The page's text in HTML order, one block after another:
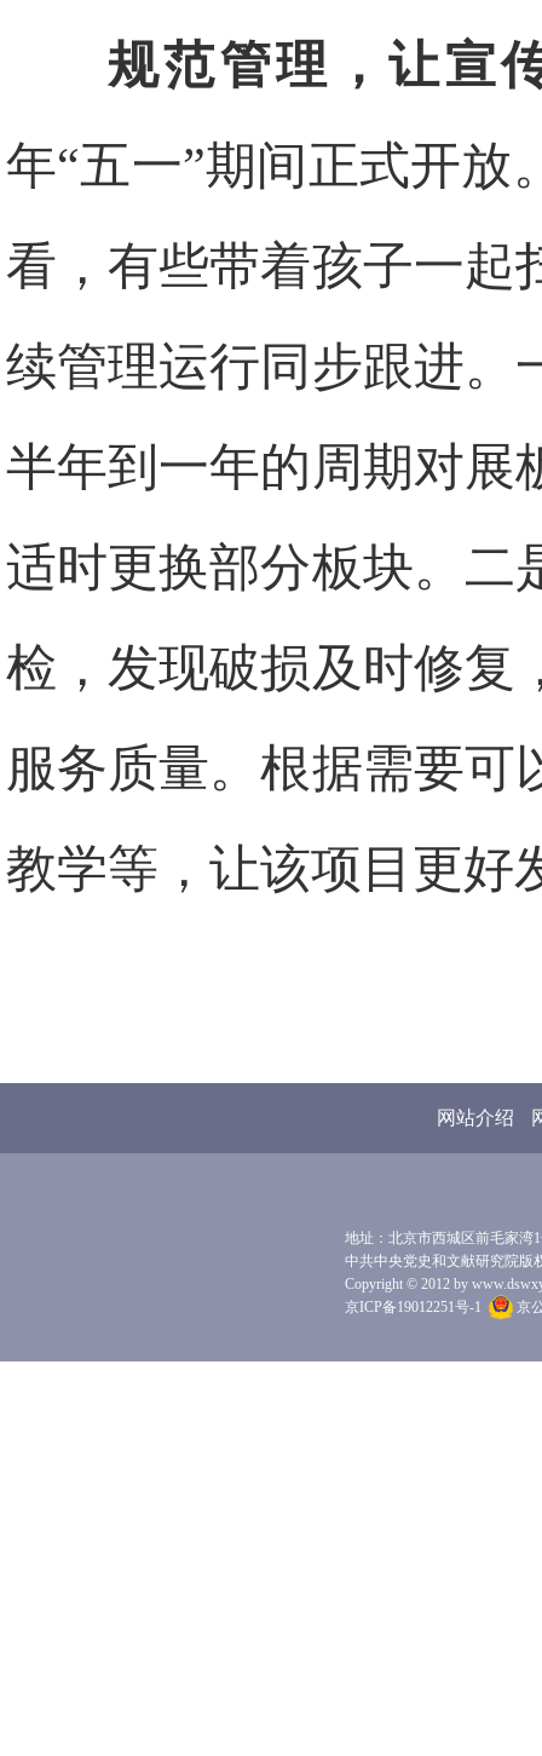
规范管理，让宣
年“五一”期间正式开放
看，有些带着孩子一起
续管理运行同步跟进。
半年到一年的周期对展
适时更换部分板块。二
检，发现破损及时修复
服务质量。根据需要可
教学等，让该项目更好
网站介绍
地址：北京市西城区前毛家湾
中共中央党史和文献研究院版
Copyright © 2012 by
京ICP备19012251号-1
京